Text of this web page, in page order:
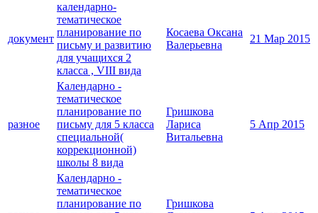
документ
календарно-
тематическое
планирование по
письму и развитию
для учащихся 2
класса , VIII вида
Косаева Оксана
Валерьевна
21 Мар 2015
разное
Календарно -
тематическое
планирование по
письму для 5 класса
специальной(
коррекционной)
школы 8 вида
Гришкова
Лариса
Витальевна
5 Апр 2015
Календарно -
тематическое
планирование по
Гришкова